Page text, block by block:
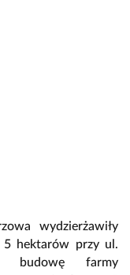
wydzierżawiły
5 hektarów przy ul.
budowę farmy